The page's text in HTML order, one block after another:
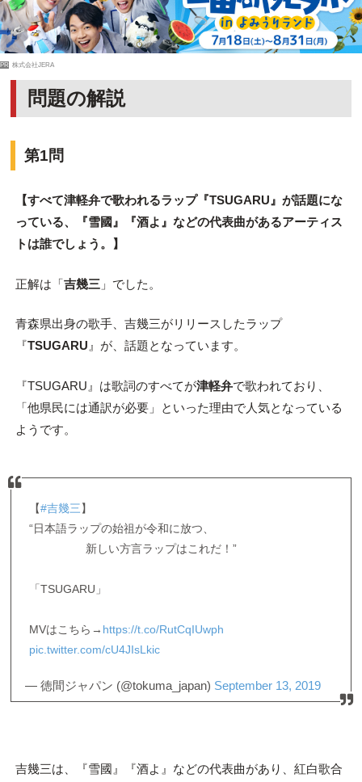
PR 株式会社JERA
問題の解説
第1問
【すべて津軽弁で歌われるラップ『TSUGARU』が話題にな
っている、『雪國』『酒よ』などの代表曲があるアーティス
トは誰でしょう。
】
正解は「吉幾三」でした。
青森県出身の歌手、吉幾三がリリースしたラップ
『TSUGARU』が、話題となっています。
『TSUGARU』は歌詞のすべてが津軽弁で歌われており、
「他県民には通訳が必要」といった理由で人気となっている
ようです。
【#吉幾三】
“日本語ラップの始祖が令和に放つ、
新しい方言ラップはこれだ！”
「TSUGARU」
MVはこちら→ https://t.co/RutCqIUwph
pic.twitter.com/cU4JIsLkic
— 徳間ジャパン (@tokuma_japan) September 13, 2019
吉幾三は、『雪國』『酒よ』などの代表曲があり、紅白歌合